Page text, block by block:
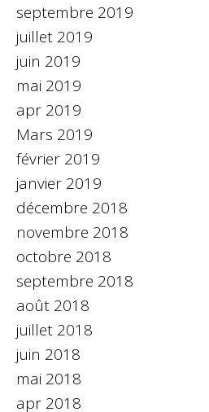
septembre 2019
juillet 2019
juin 2019
mai 2019
apr 2019
Mars 2019
février 2019
janvier 2019
décembre 2018
novembre 2018
octobre 2018
septembre 2018
août 2018
juillet 2018
juin 2018
mai 2018
apr 2018